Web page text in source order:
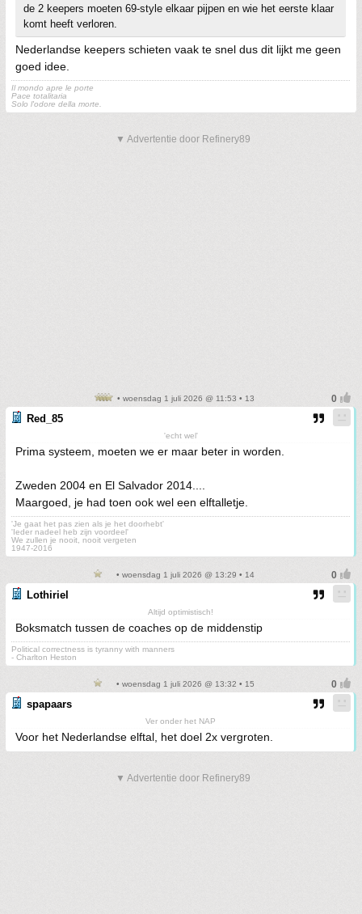
de 2 keepers moeten 69-style elkaar pijpen en wie het eerste klaar
komt heeft verloren.
Nederlandse keepers schieten vaak te snel dus dit lijkt me geen
goed idee.
Il mondo apre le porte
Pace totalitaria
Solo l'odore della morte.
▼ Advertentie door Refinery89
• woensdag 1 juli 2026 @ 11:53 • 13
Red_85
'echt wel'
Prima systeem, moeten we er maar beter in worden.
Zweden 2004 en El Salvador 2014....
Maargoed, je had toen ook wel een elftalletje.
'Je gaat het pas zien als je het doorhebt'
'Ieder nadeel heb zijn voordeel'
We zullen je nooit, nooit vergeten
1947-2016
• woensdag 1 juli 2026 @ 13:29 • 14
Lothiriel
Altijd optimistisch!
Boksmatch tussen de coaches op de middenstip
Political correctness is tyranny with manners
- Charlton Heston
• woensdag 1 juli 2026 @ 13:32 • 15
spapaars
Ver onder het NAP
Voor het Nederlandse elftal, het doel 2x vergroten.
▼ Advertentie door Refinery89